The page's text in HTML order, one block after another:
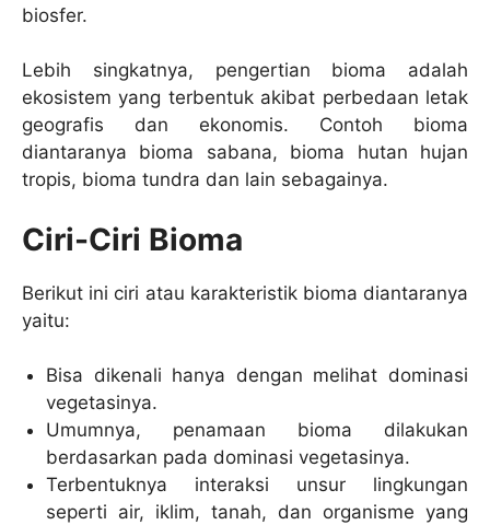
biosfer.
Lebih singkatnya, pengertian bioma adalah
ekosistem yang terbentuk akibat perbedaan letak
geografis dan ekonomis. Contoh bioma
diantaranya bioma sabana, bioma hutan hujan
tropis, bioma tundra dan lain sebagainya.
Ciri-Ciri Bioma
Berikut ini ciri atau karakteristik bioma diantaranya
yaitu:
Bisa dikenali hanya dengan melihat dominasi
vegetasinya.
Umumnya, penamaan bioma dilakukan
berdasarkan pada dominasi vegetasinya.
Terbentuknya interaksi unsur lingkungan
seperti air, iklim, tanah, dan organisme yang